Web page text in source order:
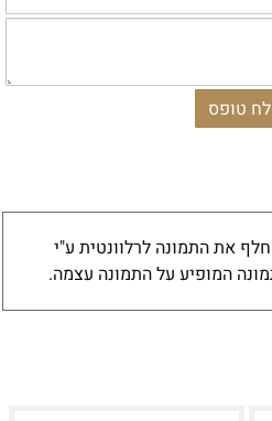
את התמונה לרלוונטית ע"י
המופיע על התמונה עצמה.